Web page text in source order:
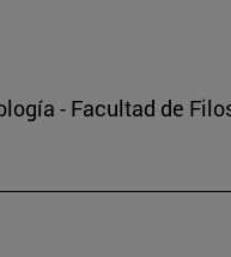
- Facultad de